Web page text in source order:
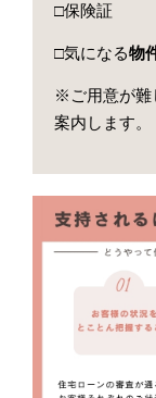
□保険証
□気になる物
※ ご用意が
案内します。